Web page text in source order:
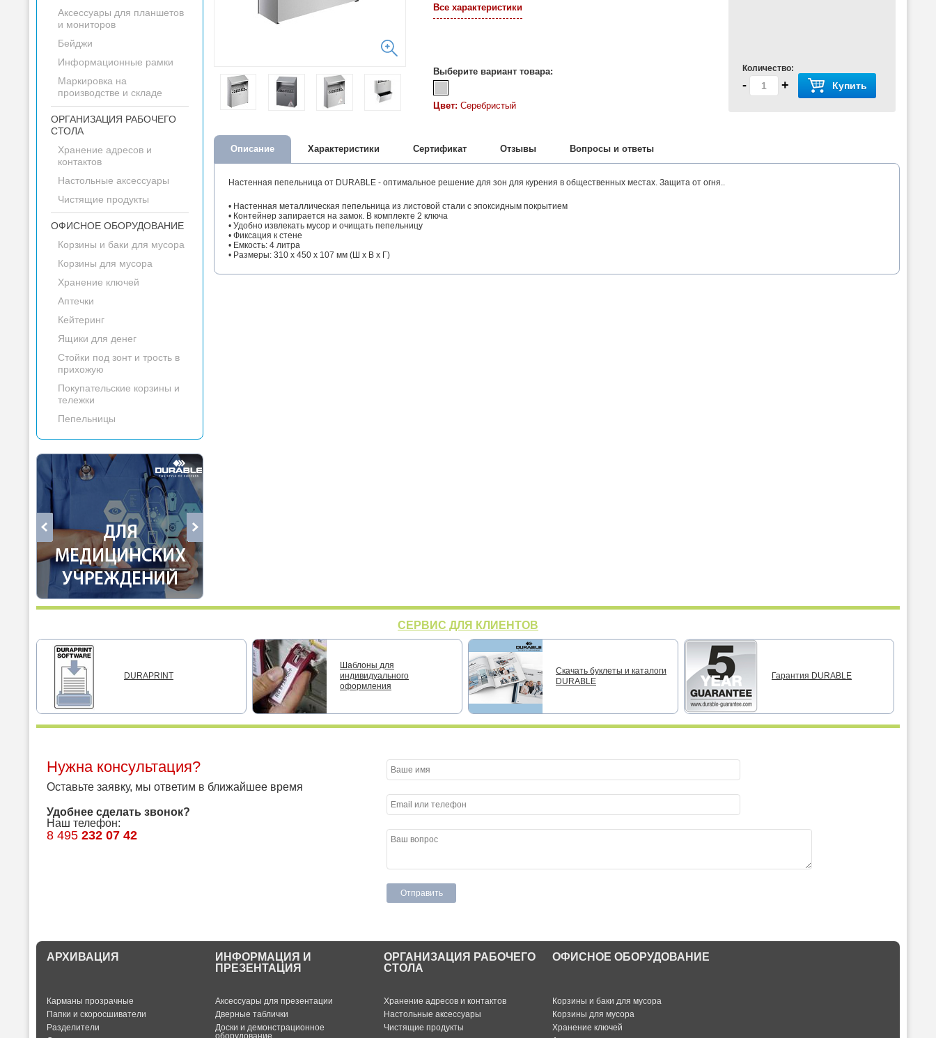
Аксессуары для планшетов
и мониторов
Бейджи
Информационные рамки
Маркировка на
производстве и складе
ОРГАНИЗАЦИЯ РАБОЧЕГО
СТОЛА
Хранение адресов и
контактов
Настольные аксессуары
Чистящие продукты
ОФИСНОЕ ОБОРУДОВАНИЕ
Корзины и баки для мусора
Корзины для мусора
Хранение ключей
Аптечки
Кейтеринг
Ящики для денег
Стойки под зонт и трость в
прихожую
Покупательские корзины и
тележки
Пепельницы
Все характеристики
Выберите вариант товара:
Цвет: Серебристый
Количество:
- + Купить
Описание Характеристики Сертификат Отзывы Вопросы и ответы
Настенная пепельница от DURABLE - оптимальное решение для зон для курения в общественных местах. Защита от огня..
• Настенная металлическая пепельница из листовой стали с эпоксидным покрытием
• Контейнер запирается на замок. В комплекте 2 ключа
• Удобно извлекать мусор и очищать пепельницу
• Фиксация к стене
• Емкость: 4 литра
• Размеры: 310 х 450 х 107 мм (Ш x В x Г)
СЕРВИС ДЛЯ КЛИЕНТОВ
DURAPRINT
Шаблоны для
индивидуального
оформления
Скачать буклеты и каталоги
DURABLE
Гарантия DURABLE
Нужна консультация?
Оставьте заявку, мы ответим в ближайшее время
Удобнее сделать звонок?
Наш телефон:
8 495 232 07 42
АРХИВАЦИЯ
Карманы прозрачные
Папки и скоросшиватели
Разделители
ИНФОРМАЦИЯ И
ПРЕЗЕНТАЦИЯ
Аксессуары для презентации
Дверные таблички
Доски и демонстрационное
оборудование
ОРГАНИЗАЦИЯ РАБОЧЕГО
СТОЛА
Хранение адресов и контактов
Настольные аксессуары
Чистящие продукты
ОФИСНОЕ ОБОРУДОВАНИЕ
Корзины и баки для мусора
Корзины для мусора
Хранение ключей